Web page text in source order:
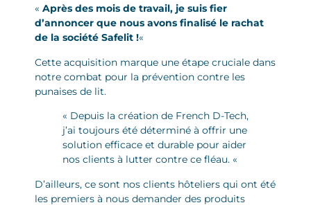
« Après des mois de travail, je suis fier
d’annoncer que nous avons finalisé le rachat
de la société Safelit !«
Cette acquisition marque une étape cruciale dans
notre combat pour la prévention contre les
punaises de lit.
« Depuis la création de French D-Tech,
j’ai toujours été déterminé à offrir une
solution efficace et durable pour aider
nos clients à lutter contre ce fléau. «
D’ailleurs, ce sont nos clients hôteliers qui ont été
les premiers à nous demander des produits